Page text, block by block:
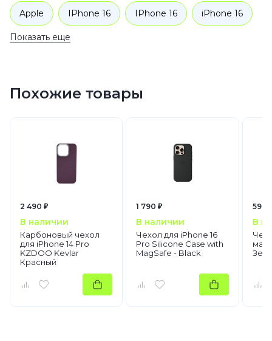
Apple IPhone 16 IPhone 16 iPhone 16
iPhone 16
Показать еще
Похожие товары
2 490 ₽
В наличии
Карбоновый чехол
для iPhone 14 Pro
KZDOO Kevlar
Красный
1 790 ₽
В наличии
Чехол для iPhone 16
Pro Silicone Case with
MagSafe - Black
590
В